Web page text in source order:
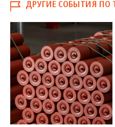
ДРУГИЕ СОБЫТИЯ ПО